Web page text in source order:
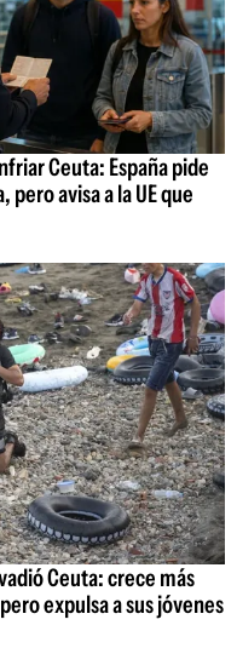
Ceuta: España pide
pero avisa a la UE que
Ceuta: crece más
expulsa a sus jóvenes